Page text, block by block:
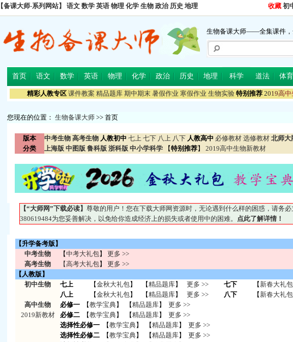
【备课大师-系列网站】 语文 数学 英语 物理 化学 生物 政治 历史 地理 收藏 初
生物备课大师——全集课件，
首页 语文 数学 英语 物理 化学 政治 历史 地理 科学 道法 体育
精彩人教专区 课件教案 精品题库 期中期末 暑假作业 寒假作业 生物实验 特别推荐 2019高中
您现在的位置： 生物备课大师 >> 首页
版本
分类
中考生物 高考生物 人教初中 七上 七下 八上 八下 人教高中 必修教材 选修教材 北师大
上海版 中图版 鲁科版 浙科版 中小学科学 【特别推荐】 2019高中生物新教材
【“大师网”下载必读】 尊敬的用户！您在下载大师网资源时，无论遇到什么样的困惑，请务
380619484为您妥善解决，以免给你造成经济上的损失或者使用中的困难。 点此了解详情！
【升学备考版】
中考生物
【中考大礼包】 更多 >>
高考生物
【高考大礼包】
更多 >>
【人教版】
初中生物
七上
八上
【金秋大礼包】
【金秋大礼包】
【精品题库】
【精品题库】
更多 >>
更多 >>
七下
八下
【 新春大礼包
【 新春大礼包
高中生物
2019新教材
必修一 【教学宝典】 【精品题库】 更多 >>
必修二 【教学宝典】 【精品题库】 更多 >>
选择性必修一 【教学宝典】 【精品题库】 更多 >>
选择性必修二 【教学宝典】 【精品题库】 更多 >>